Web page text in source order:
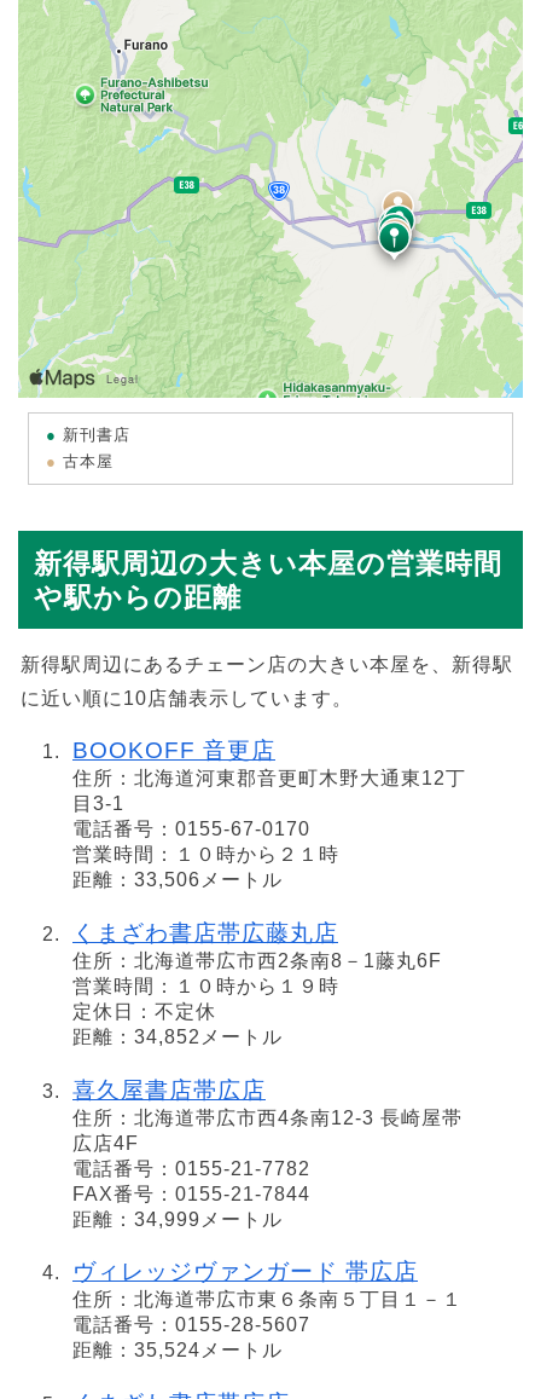
新刊書店
古本屋
新得駅周辺の大きい本屋の営業時間
や駅からの距離
新得駅周辺にあるチェーン店の大きい本屋を、新得駅
に近い順に10店舗表示しています。
BOOKOFF 音更店
住所：北海道河東郡音更町木野大通東12丁
目3-1
電話番号：0155-67-0170
営業時間：１０時から２１時
距離：33,506メートル
くまざわ書店帯広藤丸店
住所：北海道帯広市西2条南8－1藤丸6F
営業時間：１０時から１９時
定休日：不定休
距離：34,852メートル
喜久屋書店帯広店
住所：北海道帯広市西4条南12-3 長崎屋帯
広店4F
電話番号：0155-21-7782
FAX番号：0155-21-7844
距離：34,999メートル
ヴィレッジヴァンガード 帯広店
住所：北海道帯広市東６条南５丁目１－１
電話番号：0155-28-5607
距離：35,524メートル